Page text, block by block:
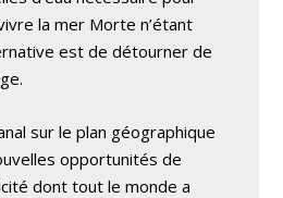
la mer Morte n’étant
est de détourner de
sur le plan géographique
opportunités de
dont tout le monde a